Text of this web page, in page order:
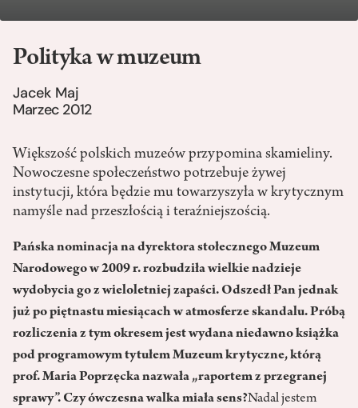
Polityka w muzeum
Jacek Maj
Marzec 2012
Większość polskich muzeów przypomina skamieliny.
Nowoczesne społeczeństwo potrzebuje żywej
instytucji, która będzie mu towarzyszyła w krytycznym
namyśle nad przeszłością i teraźniejszością.
Pańska nominacja na dyrektora stołecznego Muzeum
Narodowego w 2009 r. rozbudziła wielkie nadzieje
wydobycia go z wieloletniej zapaści. Odszedł Pan jednak
już po piętnastu miesiącach w atmosferze skandalu. Próbą
rozliczenia z tym okresem jest wydana niedawno książka
pod programowym tytułem Muzeum krytyczne, którą
prof. Maria Poprzęcka nazwała „raportem z przegranej
sprawy”. Czy ówczesna walka miała sens?Nadal jestem